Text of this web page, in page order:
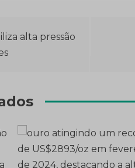
alta pressão